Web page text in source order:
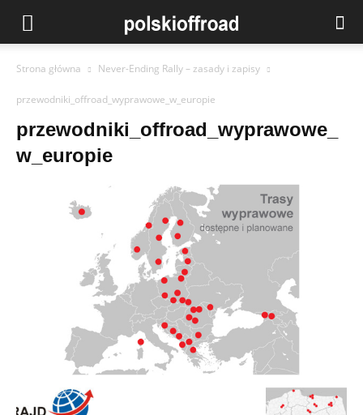
Strona główna Never-Ending Rally – zasady i zapisy
przewodniki_offroad_wyprawowe_w_europie
przewodniki_offroad_wyprawowe_
w_europie